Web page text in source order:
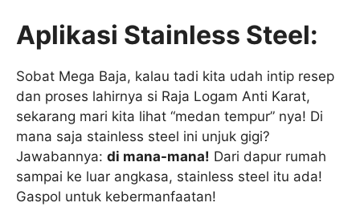
Aplikasi Stainless Steel:
Sobat Mega Baja, kalau tadi kita udah intip resep
dan proses lahirnya si Raja Logam Anti Karat,
sekarang mari kita lihat “medan tempur” nya! Di
mana saja stainless steel ini unjuk gigi?
Jawabannya: di mana-mana! Dari dapur rumah
sampai ke luar angkasa, stainless steel itu ada!
Gaspol untuk kebermanfaatan!